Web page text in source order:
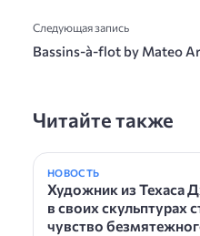
Следующая запись
Bassins-à-flot by Mateo
Читайте также
НОВОСТЬ
Художник из Техаса
в своих скульптурах
чувство